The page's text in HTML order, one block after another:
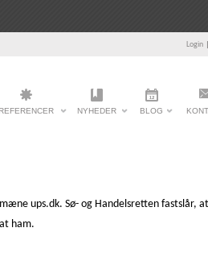
Login
REFERENCER NYHEDER BLOG
ups.dk. Sø- og Handelsretten fastslår,
ham.